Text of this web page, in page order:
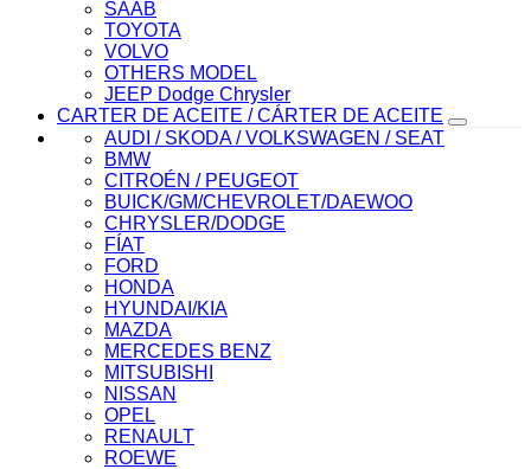
SAAB
TOYOTA
VOLVO
OTHERS MODEL
JEEP Dodge Chrysler
CARTER DE ACEITE / CÁRTER DE ACEITE
AUDI / SKODA / VOLKSWAGEN / SEAT
BMW
CITROÉN / PEUGEOT
BUICK/GM/CHEVROLET/DAEWOO
CHRYSLER/DODGE
FÍAT
FORD
HONDA
HYUNDAI/KIA
MAZDA
MERCEDES BENZ
MITSUBISHI
NISSAN
OPEL
RENAULT
ROEWE